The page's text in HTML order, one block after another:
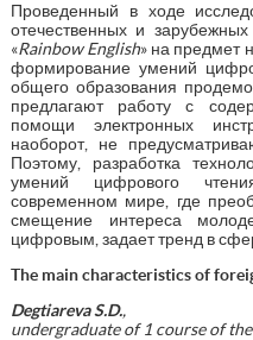
Проведенный в ходе
отечественных и
«Rainbow English» на предмет
формирование умений
общего образования
предлагают работу с
помощи электронных
наоборот, не
Поэтому, разработка
умений цифрового
современном мире, где
смещение интереса
цифровым, задает тренд в
The main characteristics of
Degtiareva S.D.,
undergraduate of 1 course of